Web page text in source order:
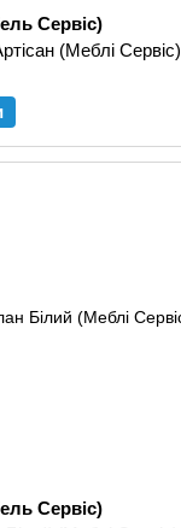
Сервіс)
(Меблі Сервіс)
Сервіс)